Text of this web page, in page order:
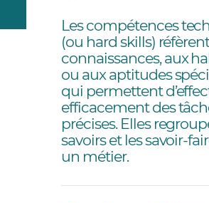
Les compétences
(ou hard skills)
connaissances, aux
ou aux aptitudes
qui permettent
efficacement des
précises. Elles
savoirs et les savoir-
un métier.